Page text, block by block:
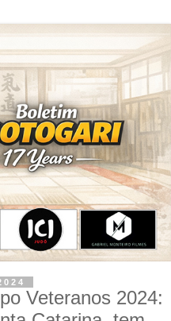
Veteranos 2024: